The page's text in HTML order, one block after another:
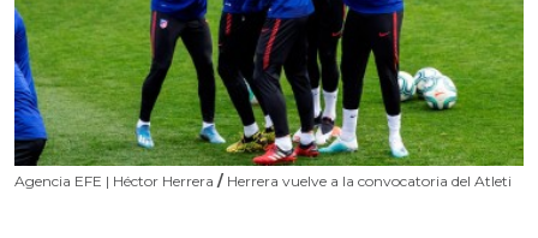
Agencia EFE | Héctor Herrera / Herrera vuelve a la convocatoria del Atleti